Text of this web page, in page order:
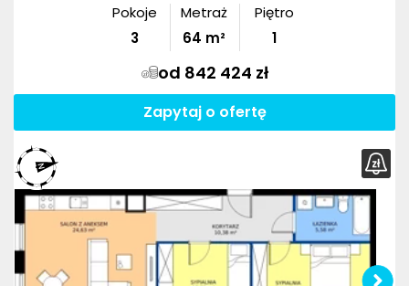
Pokoje
3
Metraż
64 m²
Piętro
1
od 842 424 zł
Zapytaj o ofertę